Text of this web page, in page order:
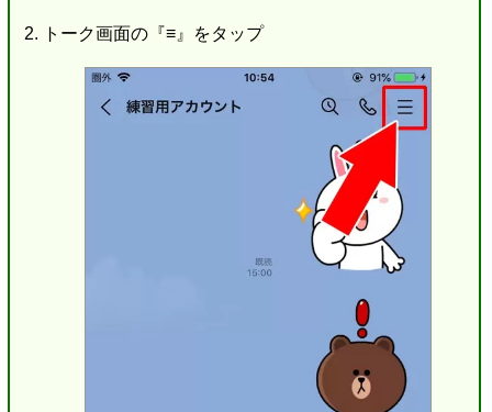
トーク画面の『≡』をタップ